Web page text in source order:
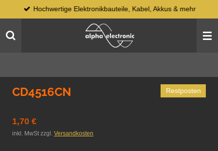
Hauptinhalt
springen
Hochwertige Elektronikbauteile, Kabel, Akkus & mehr
CD4516CN Restposten
1,70 €
inkl. MwSt zzgl. Versandkosten